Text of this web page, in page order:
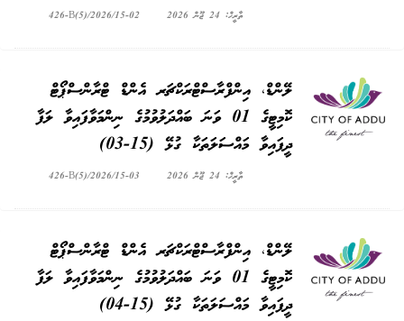
ތާރީޚް: 24 ޖޫން 2026 426-B(5)/2026/15-02
ލޭންޑް، އިންފްރާސްޓްރަކްޗަރ އެންޑް ޓްރާންސްޕޯޓް
ކޮމިޓީގެ 01 ވަނަ ބައްދަލުވުމުގެ ނިންމަވާފައިވާ ލަފާ
ދީފައިވާ މައްސަލަތަކާ ގުޅޭ (15-03)
ތާރީޚް: 24 ޖޫން 2026 426-B(5)/2026/15-03
ލޭންޑް، އިންފްރާސްޓްރަކްޗަރ އެންޑް ޓްރާންސްޕޯޓް
ކޮމިޓީގެ 01 ވަނަ ބައްދަލުވުމުގެ ނިންމަވާފައިވާ ލަފާ
ދީފައިވާ މައްސަލަތަކާ ގުޅޭ (15-04)